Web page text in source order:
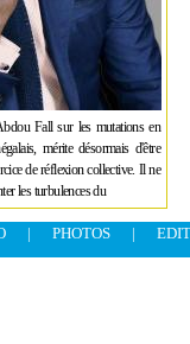
Fall sur les mutations en
mérite désormais d'être
de réflexion collective. Il ne
les turbulences du
| PHOTOS |